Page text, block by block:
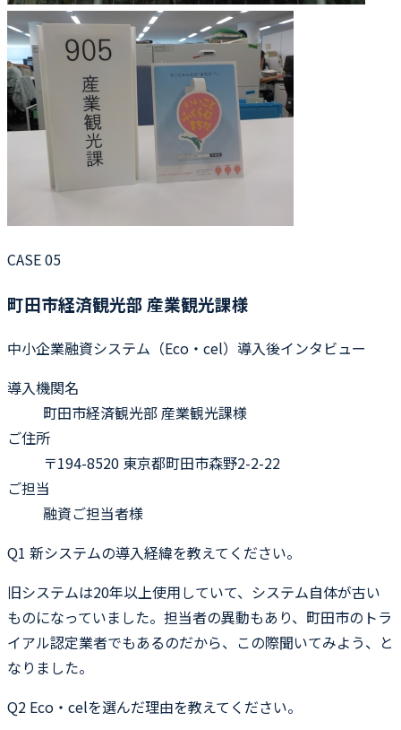
CASE 05
町田市経済観光部 産業観光課様
中小企業融資システム（Eco・cel）導入後インタビュー
導入機関名
町田市経済観光部 産業観光課様
ご住所
〒194-8520 東京都町田市森野2-2-22
ご担当
融資ご担当者様
Q1 新システムの導入経緯を教えてください。
旧システムは20年以上使用していて、システム自体が古い
ものになっていました。担当者の異動もあり、町田市のトラ
イアル認定業者でもあるのだから、この際聞いてみよう、と
なりました。
Q2 Eco・celを選んだ理由を教えてください。